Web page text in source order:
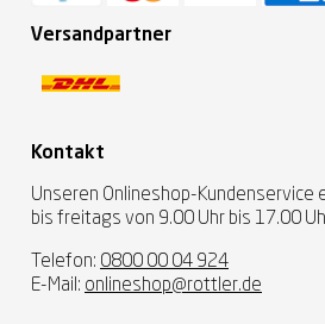
Versandpartner
Kontakt
Unseren Onlineshop-Kundenservice
bis freitags von 9.00 Uhr bis 17.00
Telefon: 0800 00 04 924
E-Mail: onlineshop@rottler.de